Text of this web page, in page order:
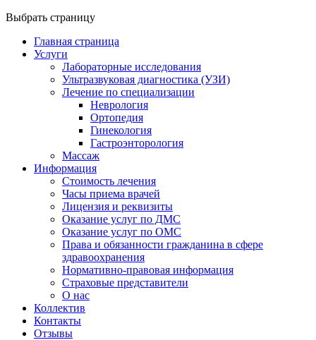
Выбрать страницу
Главная страница
Услуги
Лабораторные исследования
Ультразвуковая диагностика (УЗИ)
Лечение по специализации
Неврология
Ортопедия
Гинекология
Гастроэнторология
Массаж
Информация
Стоимость лечения
Часы приема врачей
Лицензия и реквизиты
Оказание услуг по ДМС
Оказание услуг по ОМС
Права и обязанности гражданина в сфере
здравоохранения
Нормативно-правовая информация
Страховые представители
О нас
Коллектив
Контакты
Отзывы